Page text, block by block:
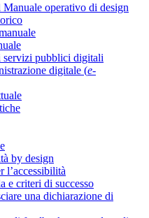
Manuale operativo di design
servizi pubblici digitali
digitale (e-
by design
l’accessibilità
e criteri di successo
una dichiarazione di